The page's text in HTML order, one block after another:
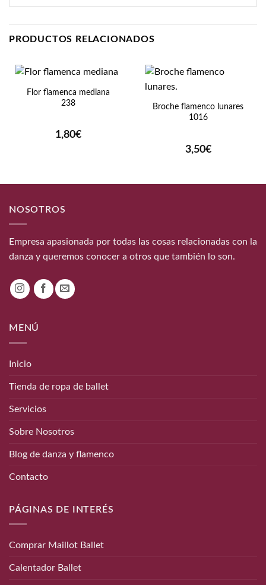
PRODUCTOS RELACIONADOS
Flor flamenca mediana
238
1,80€
Broche flamenco lunares
1016
3,50€
NOSOTROS
Empresa apasionada por todas las cosas relacionadas con la
danza y queremos conocer a otros que también lo son.
MENÚ
Inicio
Tienda de ropa de ballet
Servicios
Sobre Nosotros
Blog de danza y flamenco
Contacto
PÁGINAS DE INTERÉS
Comprar Maillot Ballet
Calentador Ballet